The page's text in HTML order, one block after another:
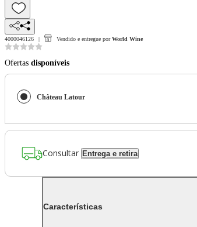
4000046126 Vendido e entregue por World Wine
Ofertas disponíveis
Château Latour
Consultar Entrega e retira
Características